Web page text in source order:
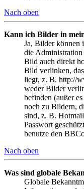
Nach oben
Kann ich Bilder in
Ja, Bilder können
die Administration
Bild auch direkt
Bild verlinken,
liegt, z. B. http://
weder Bilder
befinden (außer
noch zu Bildern,
sind, z. B.
Passwort
benutze den
Nach oben
Was sind globale
Globale